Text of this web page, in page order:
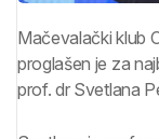
Mačevalački klub
proglašen je za
prof. dr Svetlana